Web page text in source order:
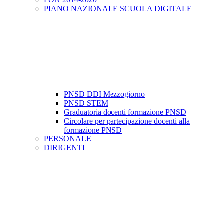
PIANO NAZIONALE SCUOLA DIGITALE
PNSD DDI Mezzogiorno
PNSD STEM
Graduatoria docenti formazione PNSD
Circolare per partecipazione docenti alla
formazione PNSD
PERSONALE
DIRIGENTI